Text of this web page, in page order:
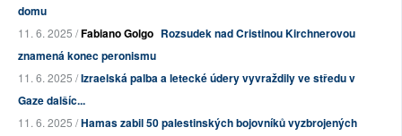
domu
11. 6. 2025 /Fabiano Golgo Rozsudek nad Cristinou Kirchnerovou
znamená konec peronismu
11. 6. 2025 /Izraelská palba a letecké údery vyvraždily ve středu v
Gaze dalšíc...
11. 6. 2025 /Hamas zabil 50 palestinských bojovníků vyzbrojených